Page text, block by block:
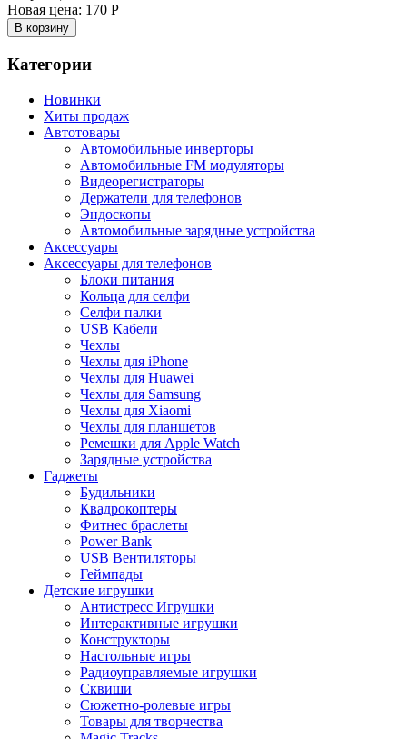
Новая цена: 170 Р
В корзину
Категории
Новинки
Хиты продаж
Автотовары
Автомобильные инверторы
Автомобильные FM модуляторы
Видеорегистраторы
Держатели для телефонов
Эндоскопы
Автомобильные зарядные устройства
Аксессуары
Аксессуары для телефонов
Блоки питания
Кольца для селфи
Селфи палки
USB Кабели
Чехлы
Чехлы для iPhone
Чехлы для Huawei
Чехлы для Samsung
Чехлы для Xiaomi
Чехлы для планшетов
Ремешки для Apple Watch
Зарядные устройства
Гаджеты
Будильники
Квадрокоптеры
Фитнес браслеты
Power Bank
USB Вентиляторы
Геймпады
Детские игрушки
Антистресс Игрушки
Интерактивные игрушки
Конструкторы
Настольные игры
Радиоуправляемые игрушки
Сквиши
Сюжетно-ролевые игры
Товары для творчества